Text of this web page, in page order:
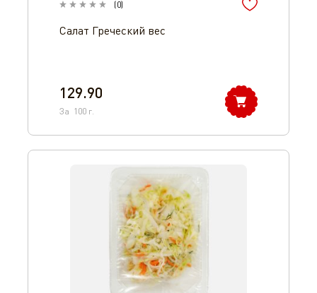
(0)
Салат Греческий вес
129.90
За 100 г.